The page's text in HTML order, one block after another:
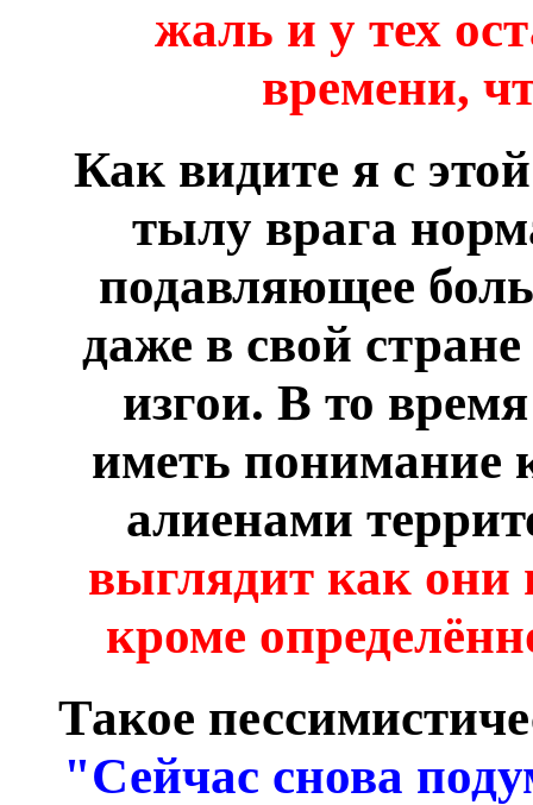
жаль и у тех
времени,
Как видите я с
тылу врага
подавляющее
даже в свой
изгои. В то
иметь понимание
алиенами
выглядит как они
кроме
Такое
"Сейчас снова